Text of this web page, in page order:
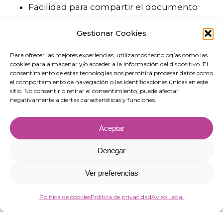
Gestionar Cookies
Para ofrecer las mejores experiencias, utilizamos tecnologías como las
cookies para almacenar y/o acceder a la información del dispositivo. El
consentimiento de estas tecnologías nos permitirá procesar datos como
el comportamiento de navegación o las identificaciones únicas en este
sitio. No consentir o retirar el consentimiento, puede afectar
negativamente a ciertas características y funciones.
Aceptar
Denegar
Ver preferencias
Política de cookiesPolítica de privacidadAviso Legal
Facilidad para compartir el documento
Agilización de los controles mediante
código QR
Integración con los sistemas de gestión
logística
Ventaja competitiva
Adaptación anticipada al nuevo marco
Reducción de errores administrativos
Mejor coordinación entre cargadores,